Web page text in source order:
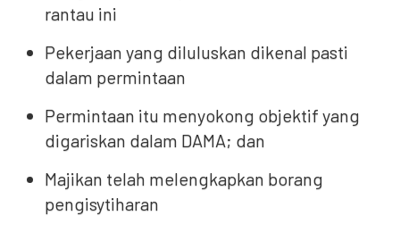
rantau ini
Pekerjaan yang diluluskan dikenal pasti
dalam permintaan
Permintaan itu menyokong objektif yang
digariskan dalam DAMA; dan
Majikan telah melengkapkan borang
pengisytiharan